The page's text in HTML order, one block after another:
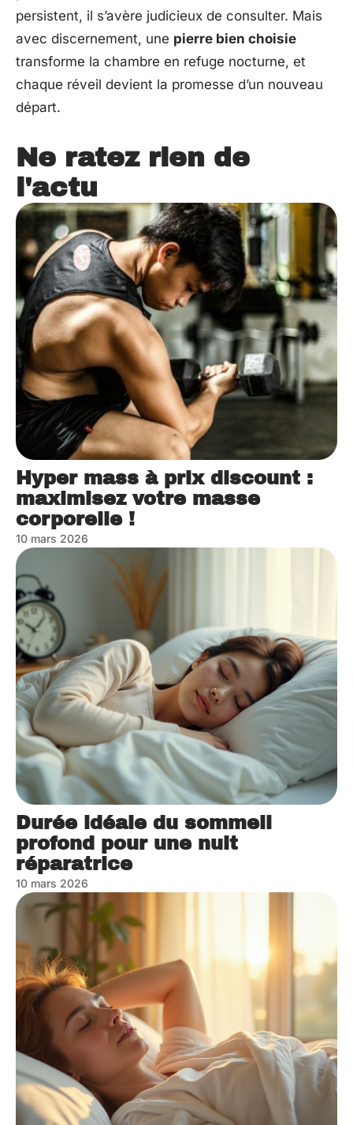
persistent, il s’avère judicieux de consulter. Mais
avec discernement, une pierre bien choisie
transforme la chambre en refuge nocturne, et
chaque réveil devient la promesse d’un nouveau
départ.
Ne ratez rien de
l'actu
Hyper mass à prix discount :
maximisez votre masse
corporelle !
10 mars 2026
Durée idéale du sommeil
profond pour une nuit
réparatrice
10 mars 2026